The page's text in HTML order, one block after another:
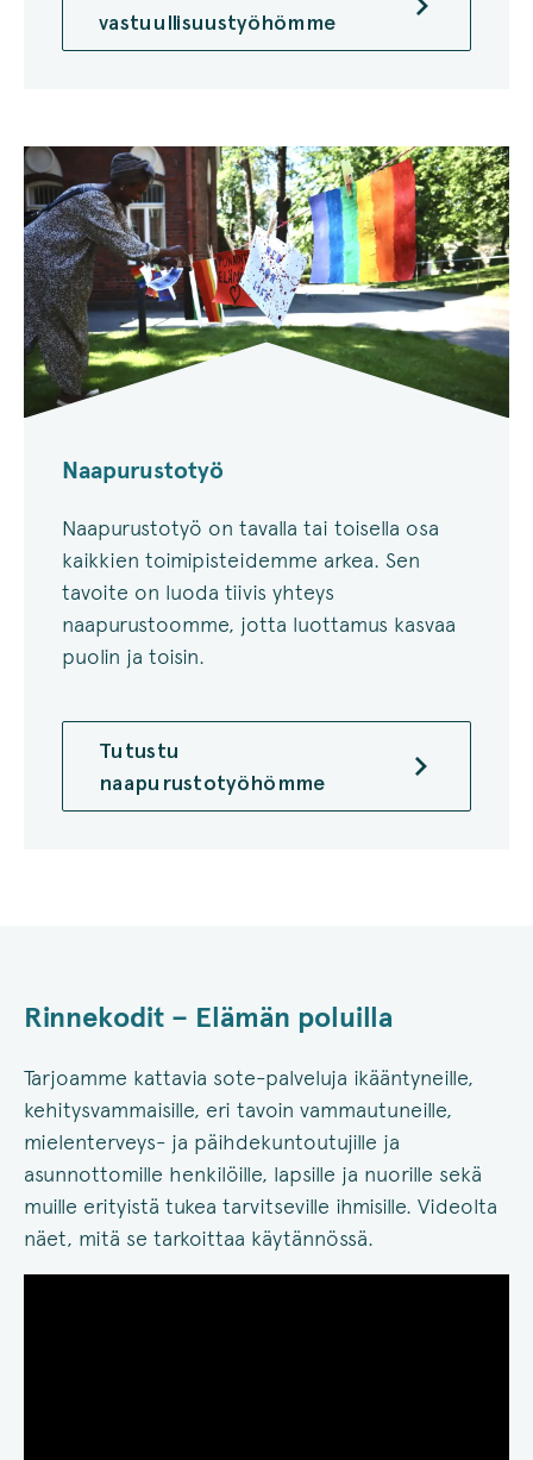
vastuullisuustyöhömme
Naapurustotyö
Naapurustotyö on tavalla tai toisella osa
kaikkien toimipisteidemme arkea. Sen
tavoite on luoda tiivis yhteys
naapurustoomme, jotta luottamus kasvaa
puolin ja toisin.
Tutustu
naapurustotyöhömme
Rinnekodit – Elämän poluilla
Tarjoamme kattavia sote-palveluja ikääntyneille,
kehitysvammaisille, eri tavoin vammautuneille,
mielenterveys- ja päihdekuntoutujille ja
asunnottomille henkilöille, lapsille ja nuorille sekä
muille erityistä tukea tarvitseville ihmisille. Videolta
näet, mitä se tarkoittaa käytännössä.